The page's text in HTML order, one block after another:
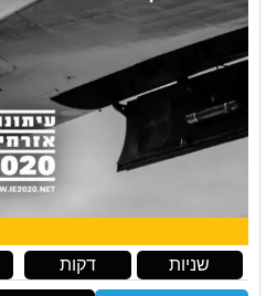
דקות שניות